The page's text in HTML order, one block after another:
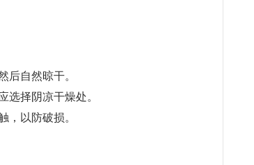
后自然晾干。
选择阴凉干燥处。
，以防破损。